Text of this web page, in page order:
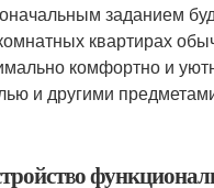
заданием
квартирах
комфортно и
и другими